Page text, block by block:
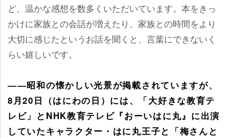
ど、温かな感想を数多くいただいています。本をきっ
かけに家族との会話が増えたり、家族との時間をより
大切に感じたというお話を聞くと、言葉にできないく
らい嬉しいです。
――昭和の懐かしい光景が掲載されていますが、
8月20日（はにわの日）には、「大好きな教育テ
レビ」とNHK教育テレビ『おーいはに丸』に出演
していたキャラクター・はに丸王子と「梅さんと